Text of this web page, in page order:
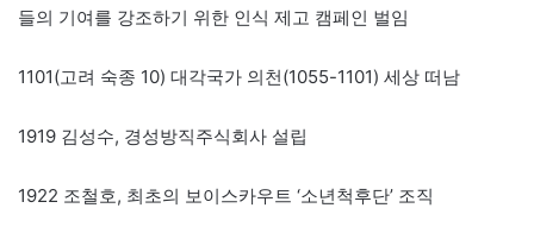
들의 기여를 강조하기 위한 인식 제고 캠페인 벌임
1101(고려 숙종 10) 대각국가 의천(1055-1101) 세상 떠남
1919 김성수, 경성방직주식회사 설립
1922 조철호, 최초의 보이스카우트 ‘소년척후단’ 조직